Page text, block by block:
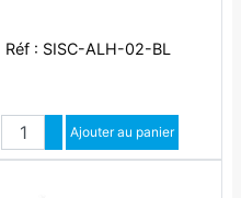
Réf : SISC-ALH-02-BL
QuantitéAugmenter quantité
Diminuer quantité
Ajouter au panier